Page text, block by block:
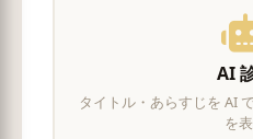
AI
タイトル・あらすじを AI
を